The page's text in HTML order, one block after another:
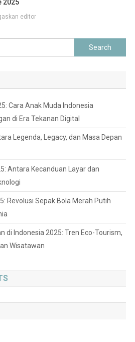
2025
editor
Search
for:
Cara Anak Muda Indonesia
di Era Tekanan Digital
Legenda, Legacy, dan Masa Depan
Antara Kecanduan Layar dan
Revolusi Sepak Bola Merah Putih
di Indonesia 2025: Tren Eco-Tourism,
Wisatawan